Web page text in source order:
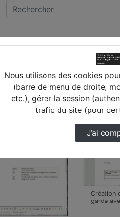
BLOIS-
trouvées
Création
garde
Nous utilisons des cookies
(barre de menu de droite,
etc.), gérer la session
trafic du site (pour
J’ai